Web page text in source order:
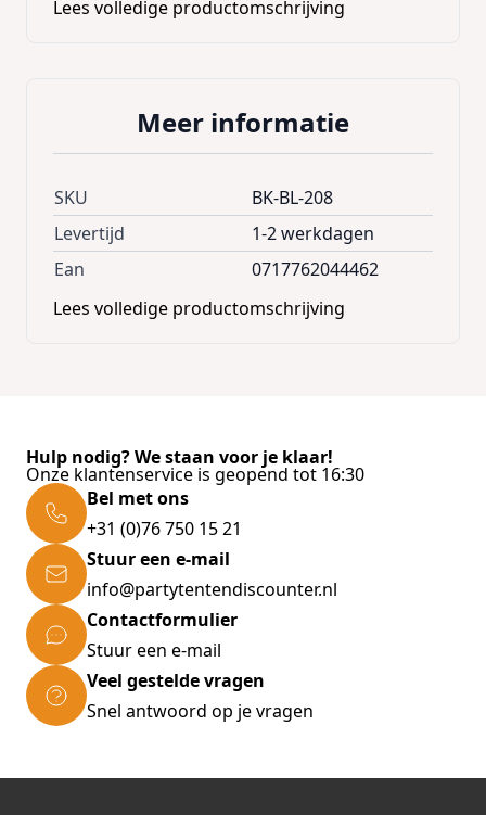
Lees volledige productomschrijving
Meer informatie
SKU
BK-BL-208
Levertijd
1-2 werkdagen
Ean
0717762044462
Lees volledige productomschrijving
Hulp nodig? We staan voor je klaar!
Onze klantenservice is geopend tot 16:30
Bel met ons
+31 (0)76 750 15 21
Stuur een e-mail
info@partytentendiscounter.nl
Contactformulier
Stuur een e-mail
Veel gestelde vragen
Snel antwoord op je vragen